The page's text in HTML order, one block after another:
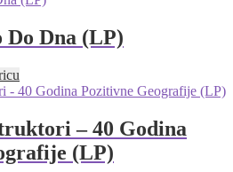
Do Dna (LP)
– 40 Godina
(LP)